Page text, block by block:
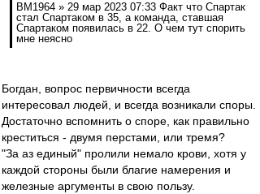
BM1964 » 29 мар 2023 07:33 Факт что Спартак
стал Спартаком в 35, а команда, ставшая
Спартаком появилась в 22. О чем тут спорить
мне неясно
Богдан, вопрос первичности всегда
интересовал людей, и всегда возникали споры.
Достаточно вспомнить о споре, как правильно
креститься - двумя перстами, или тремя?
"За аз единый" пролили немало крови, хотя у
каждой стороны были благие намерения и
железные аргументы в свою пользу.